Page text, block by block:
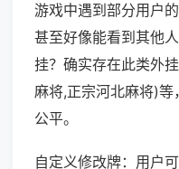
游戏中遇到部分用户
甚至好像能看到其他
挂？确实存在此类外
麻将,正宗河北麻将)
公平。
自定义修改牌：用户